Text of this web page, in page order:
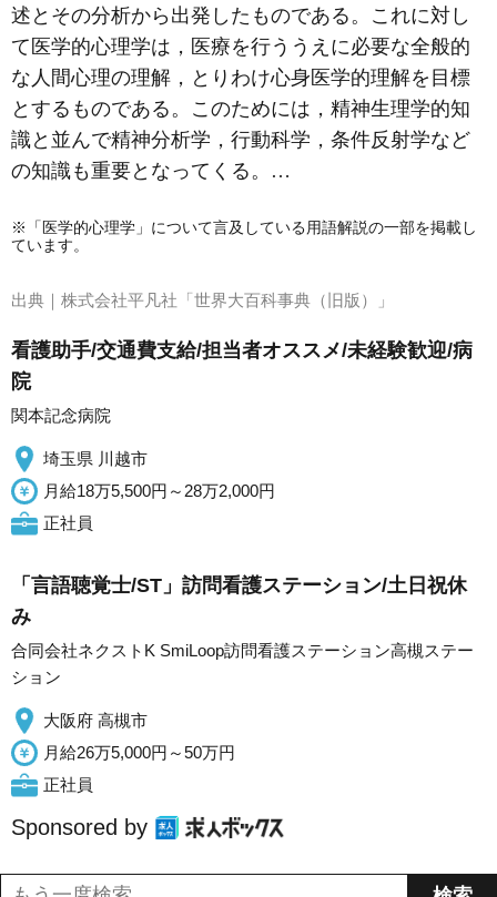
述とその分析から出発したものである。これに対し
て医学的心理学は，医療を行ううえに必要な全般的
な人間心理の理解，とりわけ心身医学的理解を目標
とするものである。このためには，精神生理学的知
識と並んで精神分析学，行動科学，条件反射学など
の知識も重要となってくる。…
※「医学的心理学」について言及している用語解説の一部を掲載し
ています。
出典｜ 株式会社平凡社「世界大百科事典（旧版）」
看護助手/交通費支給/担当者オススメ/未経験歓迎/病
院
関本記念病院
埼玉県 川越市
月給18万5,500円～28万2,000円
正社員
「言語聴覚士/ST」訪問看護ステーション/土日祝休
み
合同会社ネクストK SmiLoop訪問看護ステーション高槻ステー
ション
大阪府 高槻市
月給26万5,000円～50万円
正社員
Sponsored by